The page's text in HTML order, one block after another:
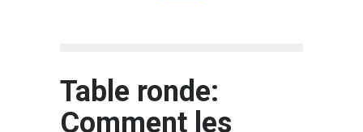
Table ronde:
Comment les